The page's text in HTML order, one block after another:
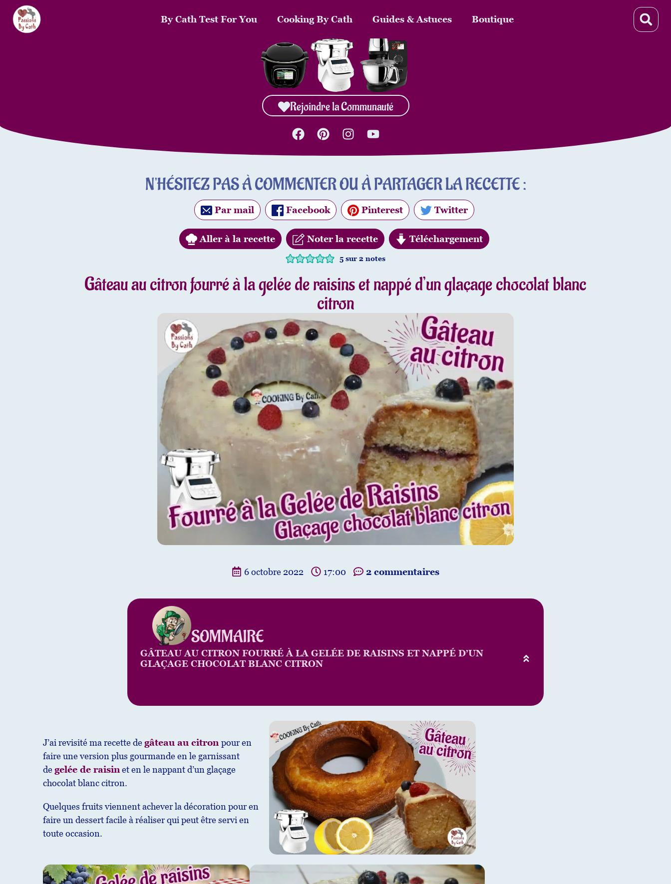
By Cath Test For You Cooking By Cath Guides & Astuces Boutique
Rejoindre la Communauté
N'HÉSITEZ PAS À COMMENTER OU À PARTAGER LA RECETTE :
Par mail Facebook Pinterest Twitter
Aller à la recette Noter la recette Téléchargement
5 sur2 notes
Gâteau au citron fourré à la gelée de raisins et nappé d’un glaçage chocolat blanc
citron
6 octobre 2022 17:00 2 commentaires
SOMMAIRE
GÂTEAU AU CITRON FOURRÉ À LA GELÉE DE RAISINS ET NAPPÉ D’UN
GLAÇAGE CHOCOLAT BLANC CITRON
J’ai revisité ma recette degâteau au citronpour en
faire une version plus gourmande en le garnissant
degelée de raisinet en le nappant d’un glaçage
chocolat blanc citron.
Quelques fruits viennent achever la décoration pour en
faire un dessert facile à réaliser qui peut être servi en
toute occasion.